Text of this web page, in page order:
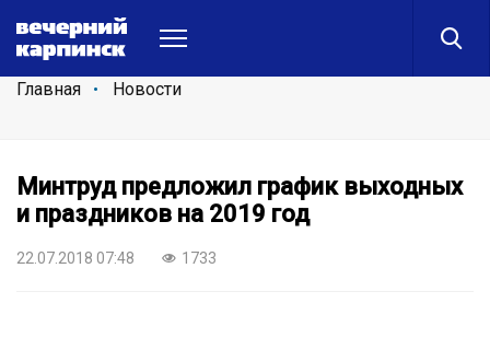
Главная Новости
Минтруд предложил график выходных
и праздников на 2019 год
22.07.2018 07:48 1733